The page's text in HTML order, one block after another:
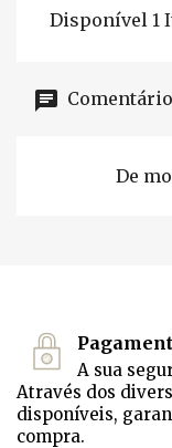
Disponível 1
De
A sua
Através dos
disponíveis,
compra.